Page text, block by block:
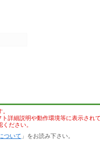
詳細説明や動作環境等に表示され
ださい。
ついて 」をお読み下さい。